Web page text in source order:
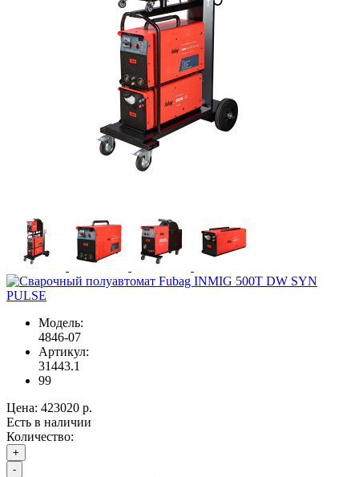
Модель:
4846-07
Артикул:
31443.1
99
Цена: 423020 р.
Есть в наличии
Количество:
+
-